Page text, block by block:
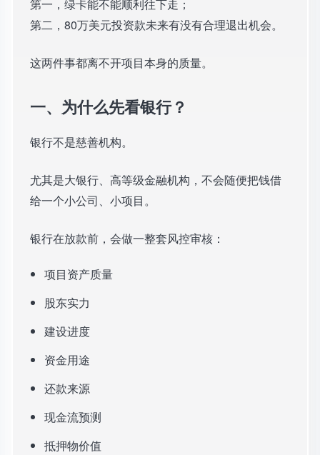
第一，绿卡能不能顺利往下走；
第二，80万美元投资款未来有没有合理退出机会。
这两件事都离不开项目本身的质量。
一、为什么先看银行？
银行不是慈善机构。
尤其是大银行、高等级金融机构，不会随便把钱借
给一个小公司、小项目。
银行在放款前，会做一整套风控审核：
项目资产质量
股东实力
建设进度
资金用途
还款来源
现金流预测
抵押物价值